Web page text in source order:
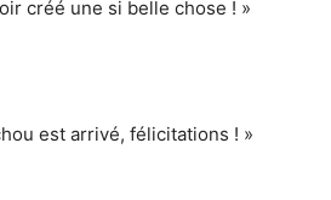
créé une si belle chose ! »
est arrivé, félicitations ! »